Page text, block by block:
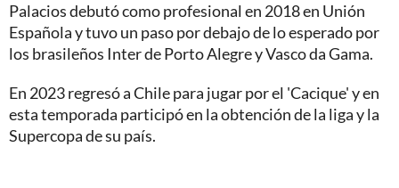
Palacios debutó como profesional en 2018 en Unión
Española y tuvo un paso por debajo de lo esperado por
los brasileños Inter de Porto Alegre y Vasco da Gama.
En 2023 regresó a Chile para jugar por el 'Cacique' y en
esta temporada participó en la obtención de la liga y la
Supercopa de su país.